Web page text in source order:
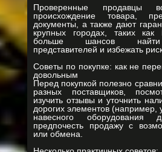
Проверенные продавцы
происхождение товара,
документы, а также дают
крупных городах, таких
больше шансов найти
представителей и избежать
Советы по покупке: как не
довольным
Перед покупкой полезно
разных поставщиков,
изучить отзывы и уточнить
дорогих элементов (например,
навесного оборудования
предпочесть продажу с
или обмена.